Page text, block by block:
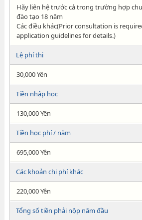
Hãy liên hệ trước cả trong trường hợp
đào tạo 18 năm
Các điều khác(Prior consultation is
application guidelines for details.)
Lệ phí thi
30,000 Yên
Tiền nhập học
130,000 Yên
Tiền học phí / năm
695,000 Yên
Các khoản chi phí khác
220,000 Yên
Tổng số tiền phải nộp năm đầu